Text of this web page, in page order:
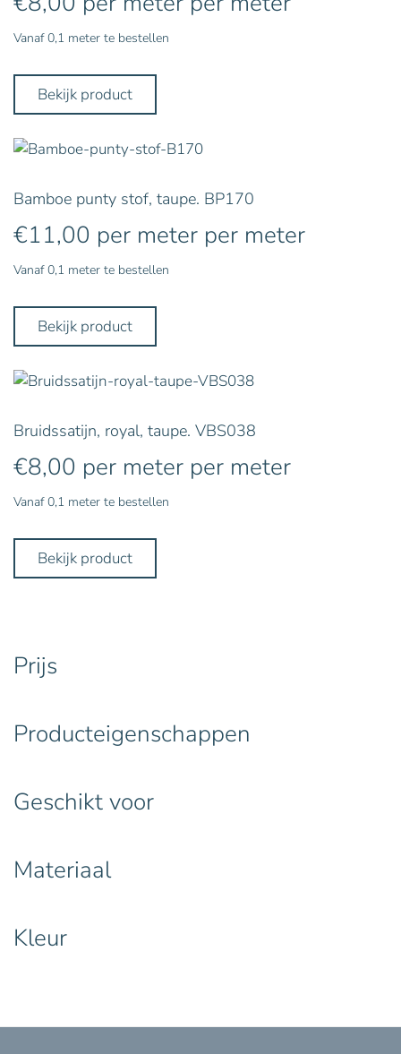
Vanaf 0,1 meter te bestellen
Bekijk product
Bamboe punty stof, taupe. BP170
€11,00 per meter per meter
Vanaf 0,1 meter te bestellen
Bekijk product
Bruidssatijn, royal, taupe. VBS038
€8,00 per meter per meter
Vanaf 0,1 meter te bestellen
Bekijk product
Prijs
Producteigenschappen
Geschikt voor
Materiaal
Kleur